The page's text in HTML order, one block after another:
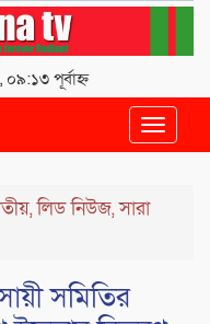
পূর্বাহ্ন
Toggle
,লিড নিউজ,সারা
সমিতির